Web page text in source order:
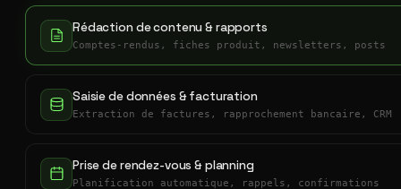
Rédaction de contenu & rapports
Comptes-rendus, fiches produit, newsletters, posts
Saisie de données & facturation
Extraction de factures, rapprochement bancaire, CRM
Prise de rendez-vous & planning
Planification automatique, rappels, confirmations